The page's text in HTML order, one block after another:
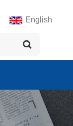
English